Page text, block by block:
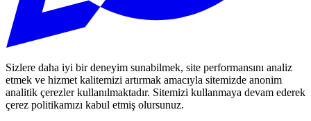
Sizlere daha iyi bir deneyim sunabilmek, site performansını analiz
etmek ve hizmet kalitemizi artırmak amacıyla sitemizde anonim
analitik çerezler kullanılmaktadır. Sitemizi kullanmaya devam ederek
çerez politikamızı kabul etmiş olursunuz.